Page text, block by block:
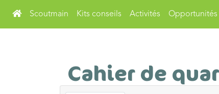
Scoutmain Kits conseils Activités Opportunités
Cahier de